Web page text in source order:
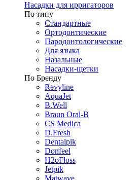
Насадки для ирригаторов
По типу
Стандартные
Ортодонтические
Пародонтологические
Для языка
Назальные
Насадки-щетки
По Бренду
Revyline
AquaJet
B.Well
Braun Oral-B
CS Medica
D.Fresh
Dentalpik
Donfeel
H2oFloss
Jetpik